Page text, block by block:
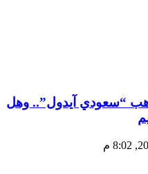
“سعودي آيدول”.. وهل